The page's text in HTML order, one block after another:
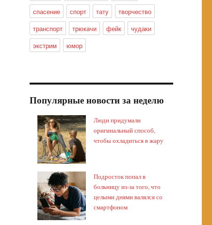
спасение
спорт тату
творчество
транспорт
трюкачи фейк
чудаки
экстрим
юмор
Популярные новости за неделю
Люди придумали
оригинальный способ,
чтобы охладиться в жару
Подросток попал в
больницу из-за того, что
целыми днями валялся со
смартфоном